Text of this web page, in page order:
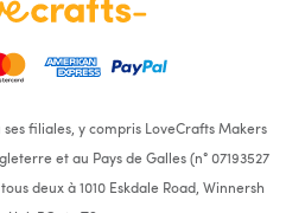
filiales, y compris LoveCrafts Makers
et au Pays de Galles (n° 07193527
deux à 1010 Eskdale Road, Winnersh